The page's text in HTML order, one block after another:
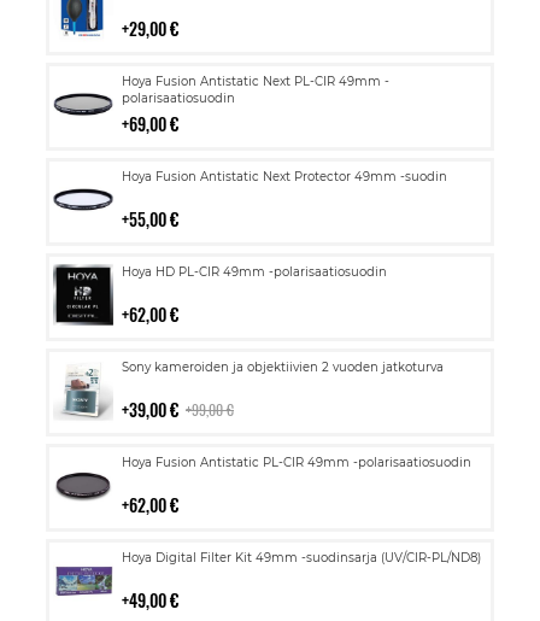
29,00 €
Hoya Fusion Antistatic Next PL-CIR 49mm -
polarisaatiosuodin
69,00 €
Lisää
ostoskoriin
Hoya Fusion Antistatic Next Protector 49mm -suodin
55,00 €
Lisää
Hoya HD PL-CIR 49mm -polarisaatiosuodin
62,00 €
Lisää
Sony kameroiden ja objektiivien 2 vuoden jatkoturva
39,00 € 99,00 €
Lisää
Hoya Fusion Antistatic PL-CIR 49mm -polarisaatiosuodin
62,00 €
Lisää
Hoya Digital Filter Kit 49mm -suodinsarja (UV/CIR-PL/ND8)
49,00 €
Lisää